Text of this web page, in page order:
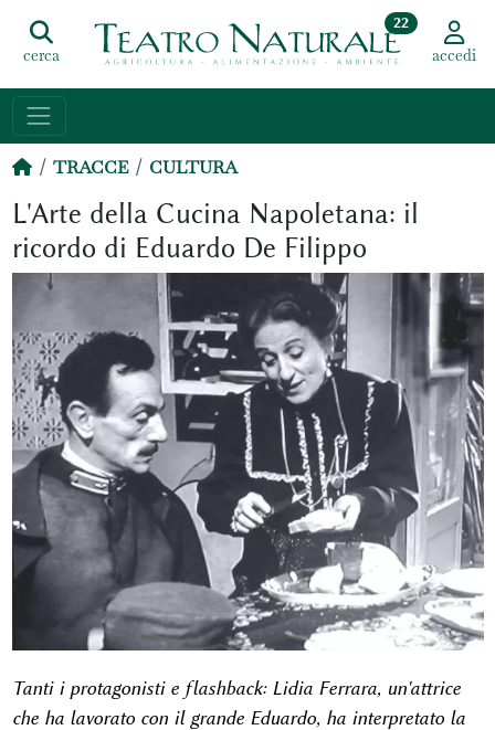
cerca
22
accedi
TRACCE CULTURA
L'Arte della Cucina Napoletana: il
ricordo di Eduardo De Filippo
Tanti i protagonisti e flashback: Lidia Ferrara, un'attrice
che ha lavorato con il grande Eduardo, ha interpretato la